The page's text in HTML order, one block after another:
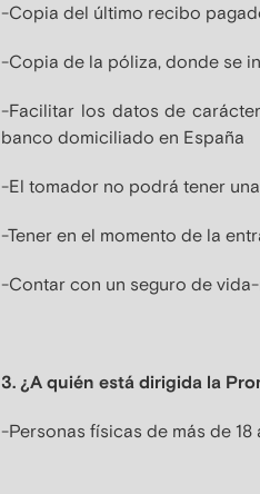
-Copia del último recibo
-Copia de la póliza, donde se
-Facilitar los datos de
banco domiciliado en España
-El tomador no podrá tener
-Tener en el momento de la
-Contar con un seguro de
3. ¿A quién está dirigida la
-Personas físicas de más de